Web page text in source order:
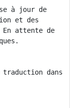
à jour de
et des
En attente de
dans